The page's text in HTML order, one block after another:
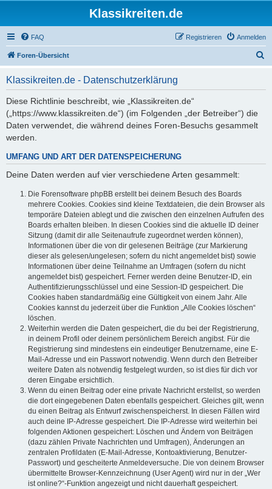
Klassikreiten.de
FAQ Anmelden
Registrieren
Foren-Übersicht
Klassikreiten.de - Datenschutzerklärung
Diese Richtlinie beschreibt, wie „Klassikreiten.de“
(„https://www.klassikreiten.de“) (im Folgenden „der Betreiber“) die
Daten verwendet, die während deines Foren-Besuchs gesammelt
werden.
UMFANG UND ART DER DATENSPEICHERUNG
Deine Daten werden auf vier verschiedene Arten gesammelt:
Die Forensoftware phpBB erstellt bei deinem Besuch des Boards
mehrere Cookies. Cookies sind kleine Textdateien, die dein Browser als
temporäre Dateien ablegt und die zwischen den einzelnen Aufrufen des
Boards erhalten bleiben. In diesen Cookies sind die aktuelle ID deiner
Sitzung (damit dir alle Seitenaufrufe zugeordnet werden können),
Informationen über die von dir gelesenen Beiträge (zur Markierung
dieser als gelesen/ungelesen; sofern du nicht angemeldet bist) sowie
Informationen über deine Teilnahme an Umfragen (sofern du nicht
angemeldet bist) gespeichert. Ferner werden deine Benutzer-ID, ein
Authentifizierungsschlüssel und eine Session-ID gespeichert. Die
Cookies haben standardmäßig eine Gültigkeit von einem Jahr. Alle
Cookies kannst du jederzeit über die Funktion „Alle Cookies löschen“
löschen.
Weiterhin werden die Daten gespeichert, die du bei der Registrierung,
in deinem Profil oder deinem persönlichem Bereich angibst. Für die
Registrierung sind mindestens ein eindeutiger Benutzername, eine E-
Mail-Adresse und ein Passwort notwendig. Wenn durch den Betreiber
weitere Daten als notwendig festgelegt wurden, so ist dies für dich vor
deren Eingabe ersichtlich.
Wenn du einen Beitrag oder eine private Nachricht erstellst, so werden
die dort eingegebenen Daten ebenfalls gespeichert. Gleiches gilt, wenn
du einen Beitrag als Entwurf zwischenspeicherst. In diesen Fällen wird
auch deine IP-Adresse gespeichert. Die IP-Adresse wird weiterhin bei
folgenden Aktionen gespeichert: Löschen und Ändern von Beiträgen
(dazu zählen Private Nachrichten und Umfragen), Änderungen an
zentralen Profildaten (E-Mail-Adresse, Kontoaktivierung, Benutzer-
Passwort) und gescheiterte Anmeldeversuche. Die von deinem Browser
übermittelte Browser-Kennzeichnung (User Agent) wird nur in der „Wer
ist online?“-Funktion angezeigt und nicht dauerhaft gespeichert.